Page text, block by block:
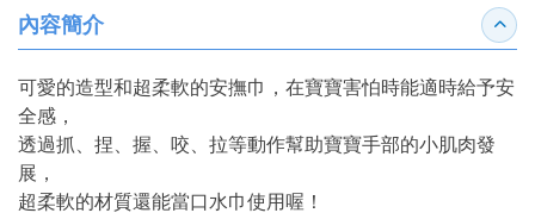
內容簡介 收合
可愛的造型和超柔軟的安撫巾，在寶寶害怕時能適時給予安
全感，
透過抓、捏、握、咬、拉等動作幫助寶寶手部的小肌肉發
展，
超柔軟的材質還能當口水巾使用喔！